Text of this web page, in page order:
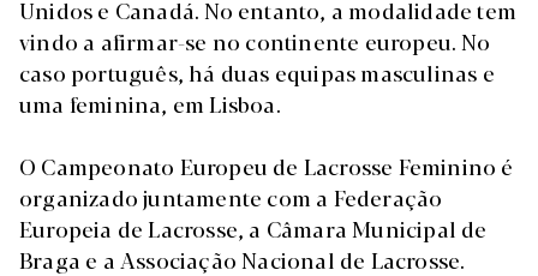
Unidos e Canadá. No entanto, a modalidade tem
vindo a afirmar-se no continente europeu. No
caso português, há duas equipas masculinas e
uma feminina, em Lisboa.
O Campeonato Europeu de Lacrosse Feminino é
organizado juntamente com a Federação
Europeia de Lacrosse, a Câmara Municipal de
Braga e a Associação Nacional de Lacrosse.